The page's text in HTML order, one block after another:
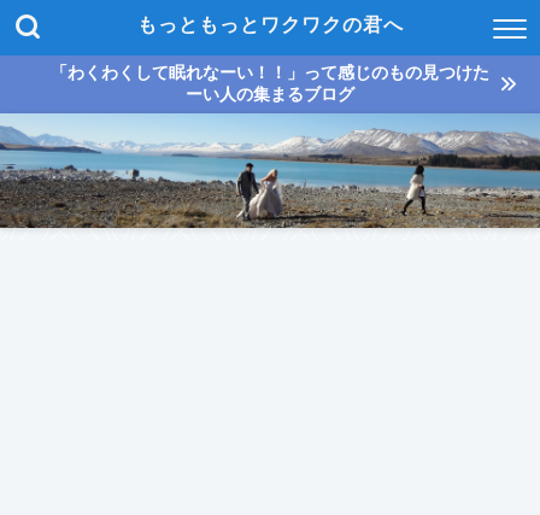
もっともっとワクワクの君へ
「わくわくして眠れなーい！！」って感じのもの見つけた
ーい人の集まるブログ